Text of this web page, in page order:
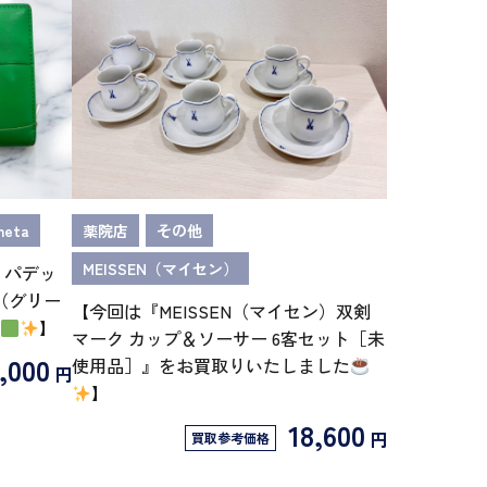
デッ
グリー
】
円
薬院店
その他
MEISSEN（マイセン）
【今回は『MEISSEN（マイセン）双剣
マーク カップ＆ソーサー 6客セット［未
使用品］』をお買取りいたしました
】
買取参考価格 18,600 円